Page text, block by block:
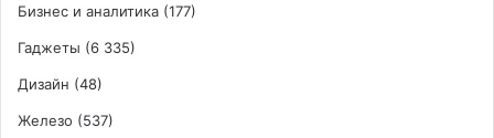
Бизнес и аналитика (177)
Гаджеты (6 335)
Дизайн (48)
Железо (537)